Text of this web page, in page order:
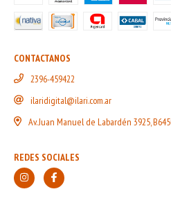
CONTACTANOS
2396-459422
ilaridigital@ilari.com.ar
Av. Juan Manuel de Labardén 3925,
REDES SOCIALES